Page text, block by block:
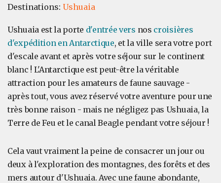
Destinations: Ushuaia
Ushuaia est la porte d'entrée vers nos croisières
d'expédition en Antarctique, et la ville sera votre port
d'escale avant et après votre séjour sur le continent
blanc ! L'Antarctique est peut-être la véritable
attraction pour les amateurs de faune sauvage -
après tout, vous avez réservé votre aventure pour une
très bonne raison - mais ne négligez pas Ushuaia, la
Terre de Feu et le canal Beagle pendant votre séjour !
Cela vaut vraiment la peine de consacrer un jour ou
deux à l'exploration des montagnes, des forêts et des
mers autour d'Ushuaia. Avec une faune abondante,